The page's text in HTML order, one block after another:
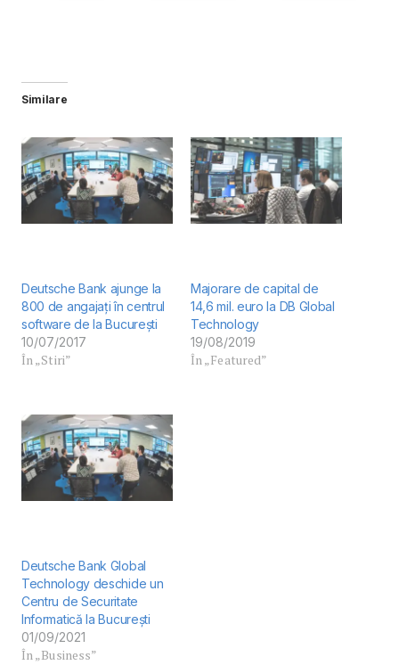
Similare
Deutsche Bank ajunge la
800 de angajați în centrul
software de la București
10/07/2017
În „Stiri”
Majorare de capital de
14,6 mil. euro la DB Global
Technology
19/08/2019
În „Featured”
Deutsche Bank Global
Technology deschide un
Centru de Securitate
Informatică la București
01/09/2021
În „Business”